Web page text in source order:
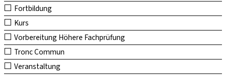
Fortbildung
Kurs
Vorbereitung Höhere Fachprüfung
Tronc Commun
Veranstaltung